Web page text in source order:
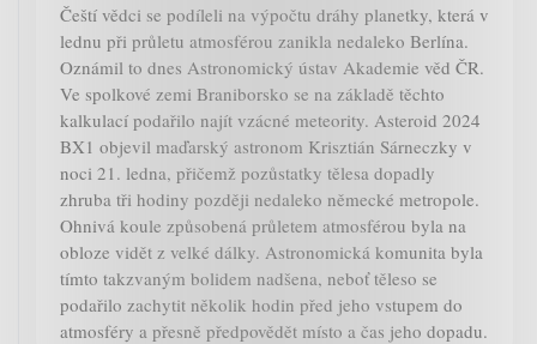
Čeští vědci se podíleli na výpočtu dráhy planetky, která v
lednu při průletu atmosférou zanikla nedaleko Berlína.
Oznámil to dnes Astronomický ústav Akademie věd ČR.
Ve spolkové zemi Braniborsko se na základě těchto
kalkulací podařilo najít vzácné meteority. Asteroid 2024
BX1 objevil maďarský astronom Krisztián Sárneczky v
noci 21. ledna, přičemž pozůstatky tělesa dopadly
zhruba tři hodiny později nedaleko německé metropole.
Ohnivá koule způsobená průletem atmosférou byla na
obloze vidět z velké dálky. Astronomická komunita byla
tímto takzvaným bolidem nadšena, neboť těleso se
podařilo zachytit několik hodin před jeho vstupem do
atmosféry a přesně předpovědět místo a čas jeho dopadu.